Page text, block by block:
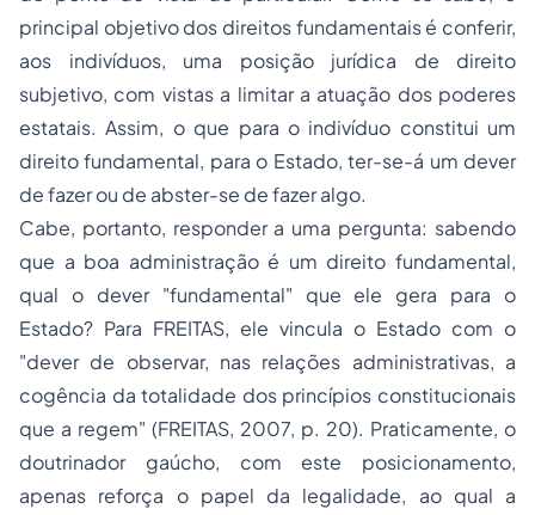
principal objetivo dos direitos fundamentais é conferir,
aos indivíduos, uma posição jurídica de direito
subjetivo, com vistas a limitar a atuação dos poderes
estatais. Assim, o que para o indivíduo constitui um
direito fundamental, para o Estado, ter-se-á um dever
de fazer ou de abster-se de fazer algo.
Cabe, portanto, responder a uma pergunta: sabendo
que a boa administração é um direito fundamental,
qual o dever "fundamental" que ele gera para o
Estado? Para FREITAS, ele vincula o Estado com o
"dever de observar, nas relações administrativas, a
cogência da totalidade dos princípios constitucionais
que a regem" (FREITAS, 2007, p. 20). Praticamente, o
doutrinador gaúcho, com este posicionamento,
apenas reforça o papel da legalidade, ao qual a